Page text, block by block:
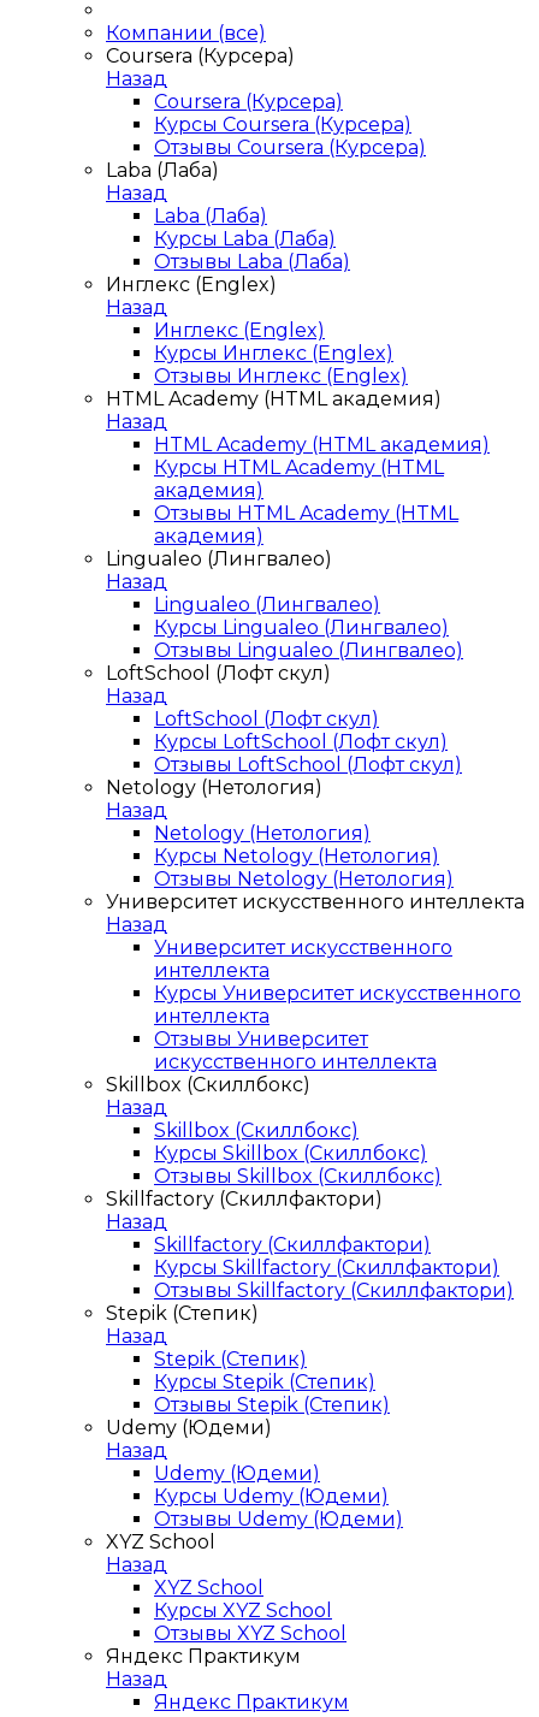
Компании (все)
Coursera (Курсера)
Назад
Coursera (Курсера)
Курсы Coursera (Курсера)
Отзывы Coursera (Курсера)
Laba (Лаба)
Назад
Laba (Лаба)
Курсы Laba (Лаба)
Отзывы Laba (Лаба)
Инглекс (Englex)
Назад
Инглекс (Englex)
Курсы Инглекс (Englex)
Отзывы Инглекс (Englex)
HTML Academy (HTML академия)
Назад
HTML Academy (HTML академия)
Курсы HTML Academy (HTML
академия)
Отзывы HTML Academy (HTML
академия)
Lingualeo (Лингвалео)
Назад
Lingualeo (Лингвалео)
Курсы Lingualeo (Лингвалео)
Отзывы Lingualeo (Лингвалео)
LoftSchool (Лофт скул)
Назад
LoftSchool (Лофт скул)
Курсы LoftSchool (Лофт скул)
Отзывы LoftSchool (Лофт скул)
Netology (Нетология)
Назад
Netology (Нетология)
Курсы Netology (Нетология)
Отзывы Netology (Нетология)
Университет искусственного интеллекта
Назад
Университет искусственного
интеллекта
Курсы Университет искусственного
интеллекта
Отзывы Университет
искусственного интеллекта
Skillbox (Скиллбокс)
Назад
Skillbox (Скиллбокс)
Курсы Skillbox (Скиллбокс)
Отзывы Skillbox (Скиллбокс)
Skillfactory (Скиллфактори)
Назад
Skillfactory (Скиллфактори)
Курсы Skillfactory (Скиллфактори)
Отзывы Skillfactory (Скиллфактори)
Stepik (Степик)
Назад
Stepik (Степик)
Курсы Stepik (Степик)
Отзывы Stepik (Степик)
Udemy (Юдеми)
Назад
Udemy (Юдеми)
Курсы Udemy (Юдеми)
Отзывы Udemy (Юдеми)
XYZ School
Назад
XYZ School
Курсы XYZ School
Отзывы XYZ School
Яндекс Практикум
Назад
Яндекс Практикум